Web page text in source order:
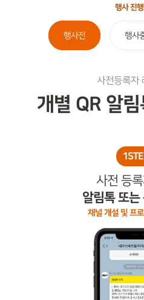
행사 진
행사전 행사
사전등록자
개별 QR 알
사전 등록
알림톡 또는
채널 개설 및 프